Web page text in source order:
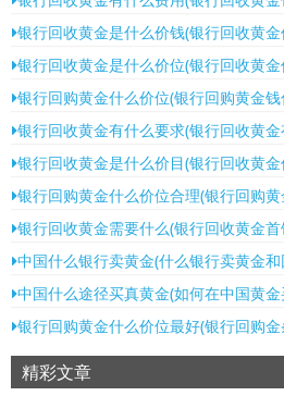
银行回收黄金是什么价钱(银行回收黄
银行回收黄金是什么价位(银行回收黄
银行回购黄金什么价位(银行回购黄金
银行回收黄金有什么要求(银行回收黄
银行回收黄金是什么价目(银行回收黄
银行回购黄金什么价位合理(银行回购
银行回收黄金需要什么(银行回收黄金首
中国什么银行卖黄金(什么银行卖黄金
中国什么途径买真黄金(如何在中国黄
银行回购黄金什么价位最好(银行回购
精彩文章